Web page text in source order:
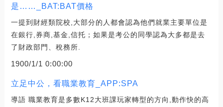
是……_BAT:BAT價格
一提到財經類院校,大部分的人都會認為他們就業主要單位是
在銀行,券商,基金,信托；如果是考公的同學認為大多都是去
了財政部門、稅務所.
1900/1/1 0:00:00
立足中公，看職業教育_APP:SPA
導語 職業教育是多數K12大班課玩家轉型的方向,動作快的高